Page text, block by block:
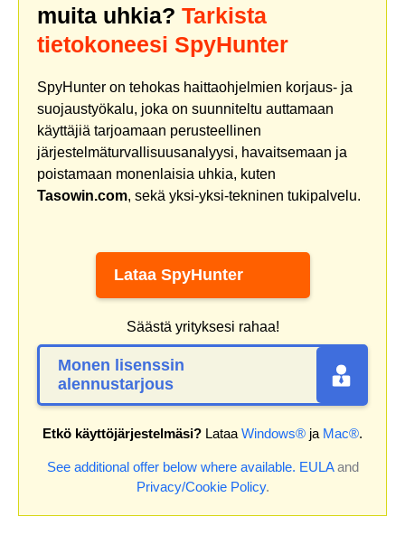
muita uhkia? Tarkista
tietokoneesi SpyHunter
SpyHunter on tehokas haittaohjelmien korjaus- ja
suojaustyökalu, joka on suunniteltu auttamaan
käyttäjiä tarjoamaan perusteellinen
järjestelmäturvallisuusanalyysi, havaitsemaan ja
poistamaan monenlaisia uhkia, kuten
Tasowin.com, sekä yksi-yksi-tekninen tukipalvelu.
Lataa SpyHunter
Säästä yrityksesi rahaa!
Monen lisenssin
alennustarjous
Etkö käyttöjärjestelmäsi? Lataa Windows® ja Mac®.
See additional offer below where available. EULAand
Privacy/Cookie Policy.